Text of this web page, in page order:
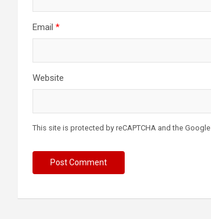
Email *
Website
This site is protected by reCAPTCHA and the Google